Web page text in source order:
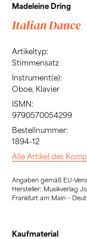
Madeleine Dring
Italian Dance
Artikeltyp:
Stimmensatz
Instrument(e):
Oboe, Klavier
ISMN:
9790570054299
Bestellnummer:
1894-12
Alle Artikel des
Angaben gemäß EU-
Hersteller: Musikverlag
Frankfurt am Main –
Kaufmaterial